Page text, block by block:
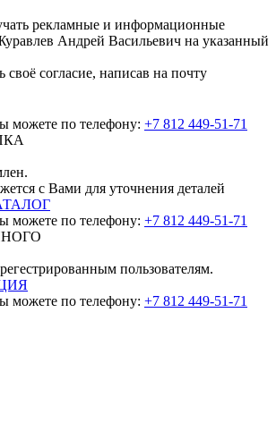
рекламные и информационные
Андрей Васильевич на указанный
своё согласие, написав на почту
можете по телефону: +7 812 449-51-71
с Вами для уточнения деталей
можете по телефону: +7 812 449-51-71
пользователям.
можете по телефону: +7 812 449-51-71